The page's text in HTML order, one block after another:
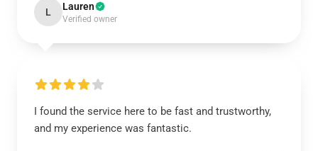
L Lauren
Verified owner
I found the service here to be fast and trustworthy,
and my experience was fantastic.